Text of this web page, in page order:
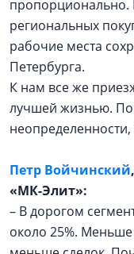
пропорционально.
региональных
рабочие места
Петербурга.
К нам все же
лучшей жизнью.
Петр Войчинский
«МК-Элит»:
– В дорогом
около 25%.